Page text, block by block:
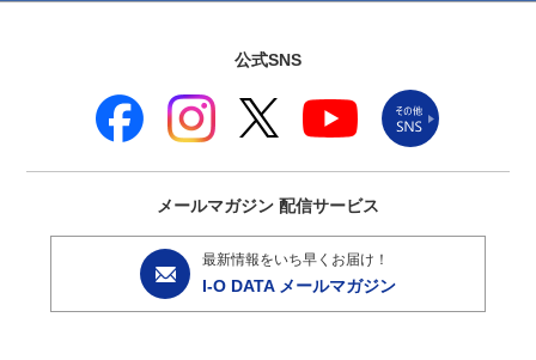
公式SNS
メールマガジン 配信サービス
最新情報をいち早くお届け！
I-O DATA メールマガジン